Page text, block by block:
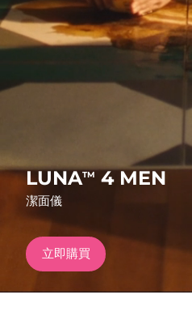
LUNATM4 MEN
潔面儀
立即購買
FAQ™ Dual LED Panel
特別優惠
紅光療法
英國
西班牙
德國